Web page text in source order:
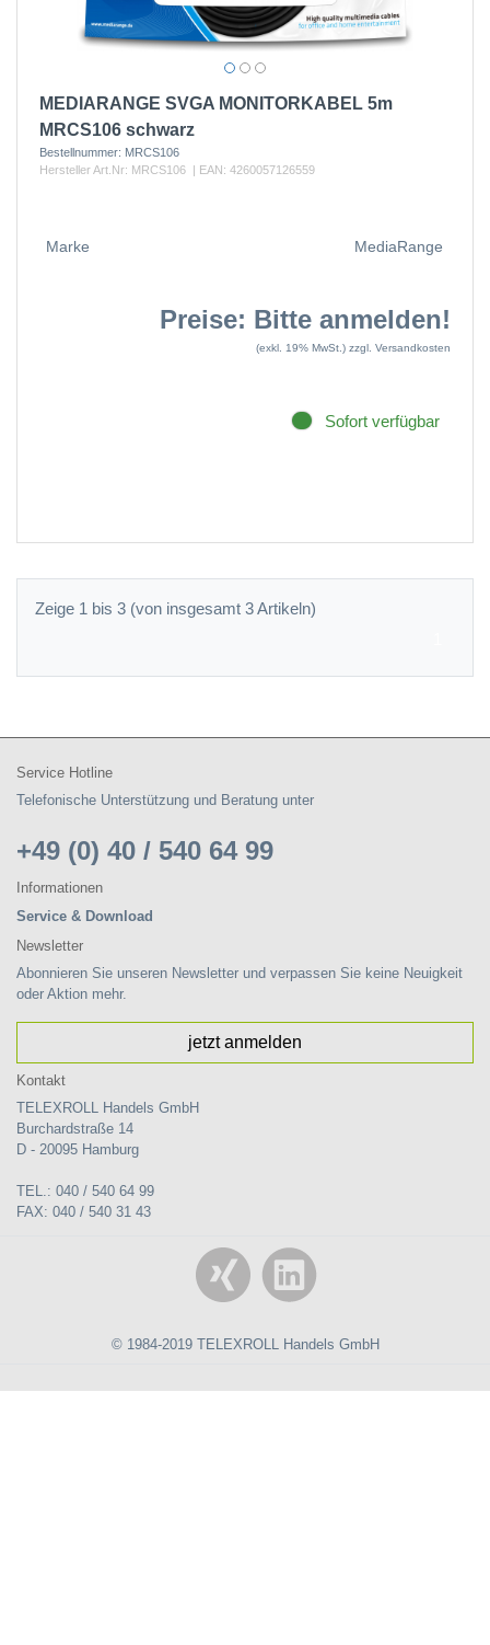
MEDIARANGE SVGA MONITORKABEL 5m
MRCS106 schwarz
Bestellnummer: MRCS106
Hersteller Art.Nr: MRCS106 | EAN: 4260057126559
Marke MediaRange
Preise: Bitte anmelden!
(exkl. 19% MwSt.) zzgl. Versandkosten
Sofort verfügbar
Zeige 1 bis 3 (von insgesamt 3 Artikeln)
Service Hotline
Telefonische Unterstützung und Beratung unter
+49 (0) 40 / 540 64 99
Informationen
Service & Download
Newsletter
Abonnieren Sie unseren Newsletter und verpassen Sie keine Neuigkeit
oder Aktion mehr.
jetzt anmelden
Kontakt
TELEXROLL Handels GmbH
Burchardstraße 14
D - 20095 Hamburg
TEL.: 040 / 540 64 99
FAX: 040 / 540 31 43
© 1984-2019 TELEXROLL Handels GmbH